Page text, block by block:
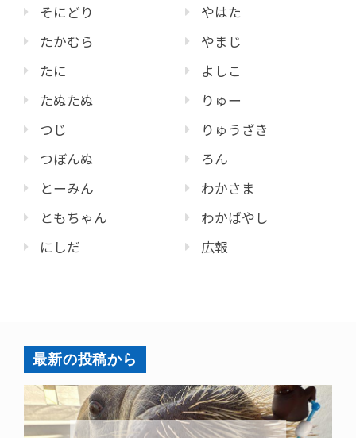
そにどり
たかむら
たに
たぬたぬ
つじ
つぼんぬ
とーみん
ともちゃん
にしだ
やはた
やまじ
よしこ
りゅー
りゅうざき
ろん
わかさま
わかばやし
広報
最新の投稿から